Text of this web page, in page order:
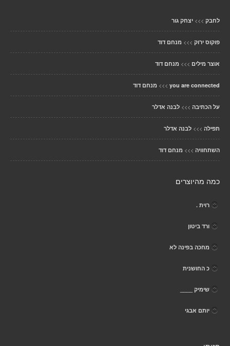
לחבק >>> יצחק גור
פוקוס ירוק >>> מנחם דוד
אוצר מילים >>> מנחם דוד
you are connected
>>> מנחם דוד
על הכתיבה >>> לבנה אדלר
תפילה >>> לבנה אדלר
השתחוויה >>> מנחם דוד
כמה מהיוצרים
רוית .
ורד ביטון
מחכה בפינה לא
כ החושנית
שימיק ____
יותם אבגי